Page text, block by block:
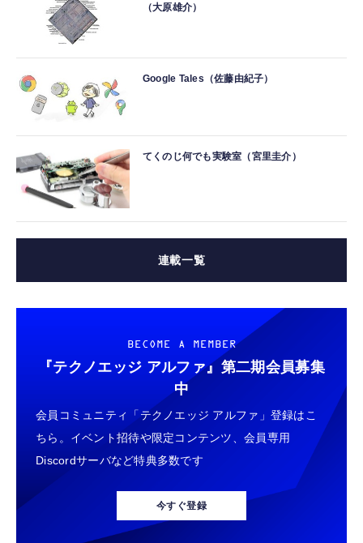
（大原雄介）
Google Tales（佐藤由紀子）
てくのじ何でも実験室（宮里圭介）
連載一覧
BECOME A MEMBER
『テクノエッジ アルファ』 第二期会員募集
中
会員コミュニティ「テクノエッジ アルファ」登録はこ
ちら。イベント招待や限定コンテンツ、会員専用
Discordサーバなど特典多数です
今すぐ登録